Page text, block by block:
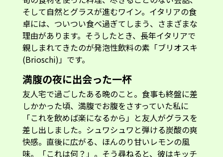
そして自然とグラスが進むワイン。イタリアの食
卓には、ついつい食べ過ぎてしまう、さまざまな
理由があります。そうしたとき、長年イタリアで
親しまれてきたのが発泡性飲料の素「ブリオスキ
(Brioschi)」です。
満腹の夜に出会った一杯
友人宅で過ごしたある晩のこと。食事も終盤に差
しかかった頃、満腹でお腹をさすっていた私に
「これを飲めば楽になるから」と友人がグラスを
差し出しました。シュワシュワと弾ける炭酸の爽
快感。直後に広がる、ほんのり甘いレモンの風
味。「これは何？」。そう尋ねると、彼はキッチ